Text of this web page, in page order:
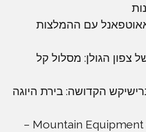
עם ההמלצות
צפון הגולן: מסלול קל
הקדושה: בירת היוגה
מבחן שטח: Mountain Equipment Comici –